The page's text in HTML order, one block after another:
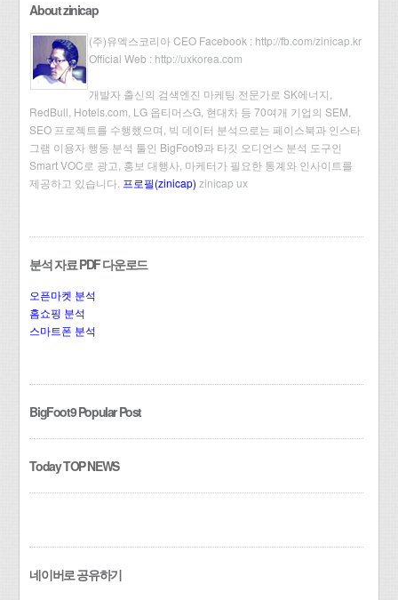
About zinicap
(주)유엑스코리아 CEO Facebook : http://fb.com/zinicap.kr
Official Web : http://uxkorea.com
개발자 출신의 검색엔진 마케팅 전문가로 SK에너지,
RedBull, Hotels.com, LG 옵티머스G, 현대차 등 70여개 기업의 SEM,
SEO 프로젝트를 수행했으며, 빅 데이터 분석으로는 페이스북과 인스타
그램 이용자 행동 분석 툴인 BigFoot9과 타깃 오디언스 분석 도구인
Smart VOC로 광고, 홍보 대행사, 마케터가 필요한 통계와 인사이트를
제공하고 있습니다. 프로필(zinicap) zinicap ux
분석 자료 PDF 다운로드
오픈마켓 분석
홈쇼핑 분석
스마트폰 분석
BigFoot9 Popular Post
Today TOP NEWS
네이버로 공유하기